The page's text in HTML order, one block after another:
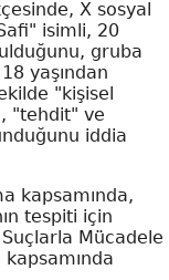
X sosyal
isimli, 20
gruba
yaşından
"kişisel
"tehdit" ve
iddia
kapsamında,
tespiti için
Mücadele